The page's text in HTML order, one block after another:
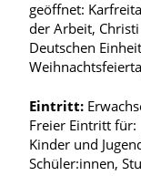
geöffnet:
der Arbeit,
Deutschen
Eintritt:
Freier Eintritt für:
Kinder und
Schüler:innen,